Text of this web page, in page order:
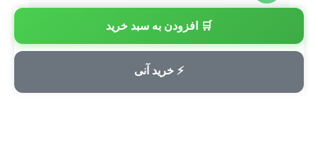
🛒 افزودن به سبد خرید
⚡ خرید آنی
💳 پرداخت امن